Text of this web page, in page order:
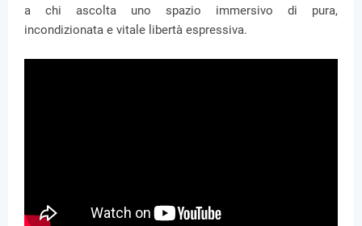
a chi ascolta uno spazio immersivo di pura,
incondizionata e vitale libertà espressiva.